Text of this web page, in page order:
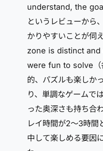
understand, the
というレビューから
かりやすいことが伺
zone is distinct
were fun to solve（
的、パズルも楽しか
り、単調なゲームで
った奥深さも持ち合
レイ時間が2～3時間
中して楽しめる要因